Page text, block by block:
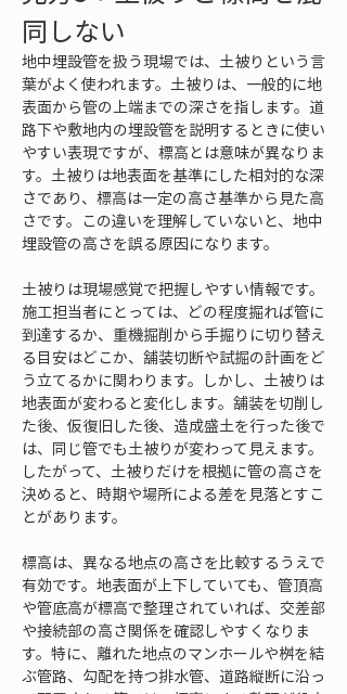
同しない
地中埋設管を扱う現場では、土被りという言
葉がよく使われます。土被りは、一般的に地
表面から管の上端までの深さを指します。道
路下や敷地内の埋設管を説明するときに使い
やすい表現ですが、標高とは意味が異なりま
す。土被りは地表面を基準にした相対的な深
さであり、標高は一定の高さ基準から見た高
さです。この違いを理解していないと、地中
埋設管の高さを誤る原因になります。
土被りは現場感覚で把握しやすい情報です。
施工担当者にとっては、どの程度掘れば管に
到達するか、重機掘削から手掘りに切り替え
る目安はどこか、舗装切断や試掘の計画をど
う立てるかに関わります。しかし、土被りは
地表面が変わると変化します。舗装を切削し
た後、仮復旧した後、造成盛土を行った後で
は、同じ管でも土被りが変わって見えます。
したがって、土被りだけを根拠に管の高さを
決めると、時期や場所による差を見落とすこ
とがあります。
標高は、異なる地点の高さを比較するうえで
有効です。地表面が上下していても、管頂高
や管底高が標高で整理されていれば、交差部
や接続部の高さ関係を確認しやすくなりま
す。特に、離れた地点のマンホールや桝を結
ぶ管路、勾配を持つ排水管、道路縦断に沿っ